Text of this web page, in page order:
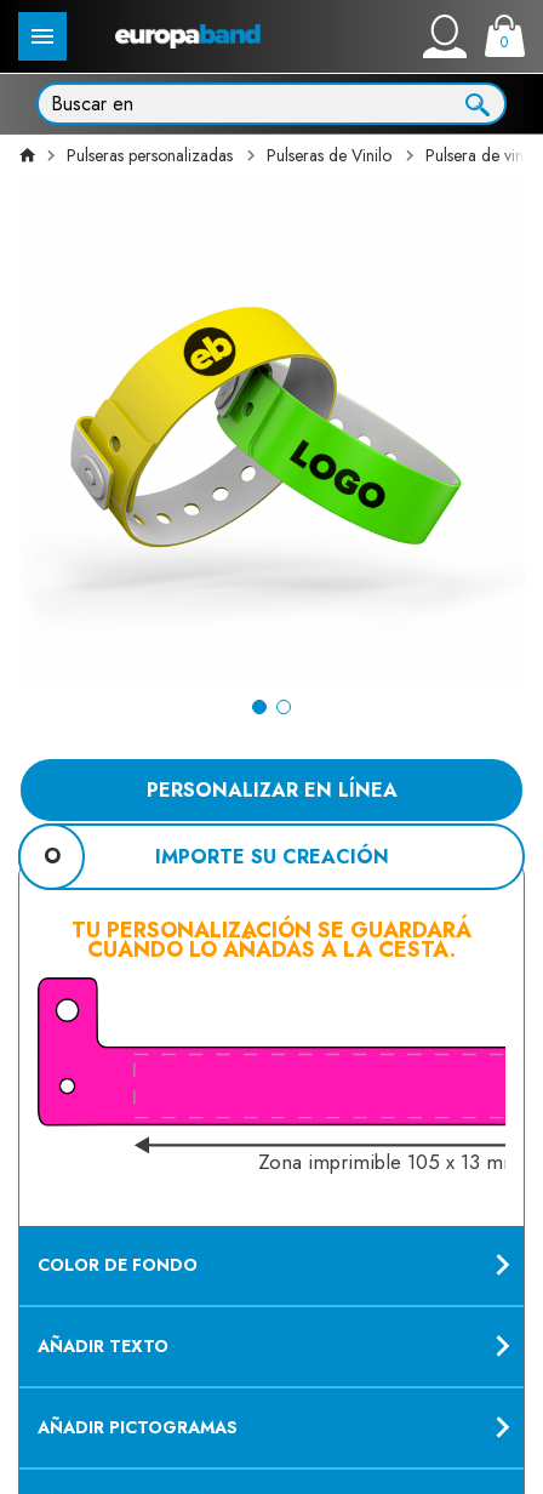
0
Pulseras personalizadas Pulseras de Vinilo Pulsera de
PERSONALIZAR EN LÍNEA
O IMPORTE SU CREACIÓN
TU PERSONALIZACIÓN SE GUARDARÁ
CUANDO LO AÑADAS A LA CESTA.
Zona imprimible 105 x 13 mm
COLOR DE FONDO
AÑADIR TEXTO
AÑADIR PICTOGRAMAS